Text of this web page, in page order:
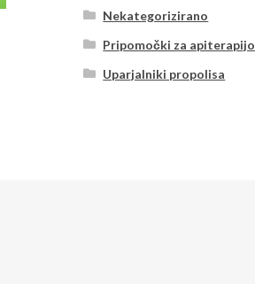
Nekategorizirano
Pripomočki za apiterapijo
Uparjalniki propolisa